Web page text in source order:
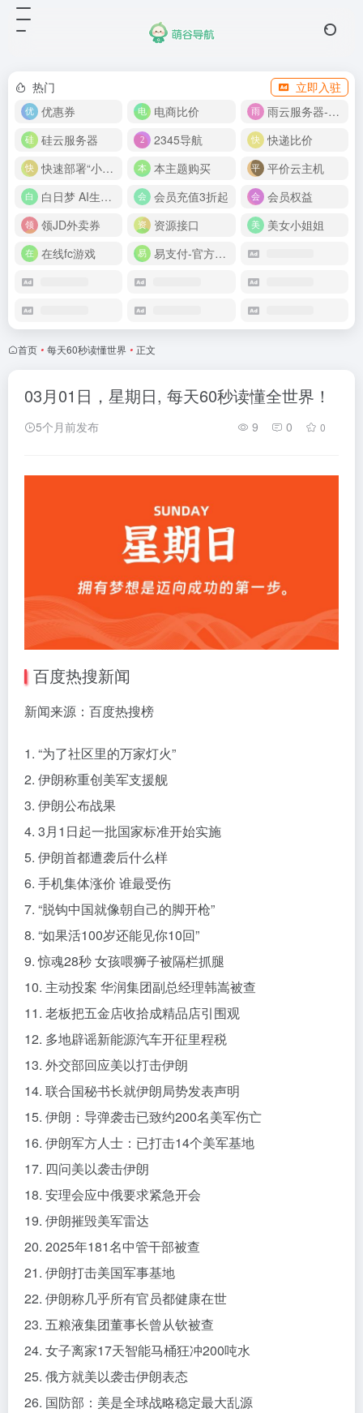
热门
立即入驻
优惠券
电商比价
雨云服务器-新人首月 5 折
硅云服务器
2345导航
快递比价
快速部署“小龙虾”
本主题购买
平价云主机
白日梦 AI生成50分钟视频
会员充值3折起
会员权益
领JD外卖券
资源接口
美女小姐姐
在线fc游戏
易支付-官方网站
首页 • 每天60秒读懂世界 • 正文
03月01日，星期日, 每天60秒读懂全世界！
5个月前发布 9 0 0
百度热搜新闻
新闻来源：百度热搜榜
1. “为了社区里的万家灯火”
2. 伊朗称重创美军支援舰
3. 伊朗公布战果
4. 3月1日起一批国家标准开始实施
5. 伊朗首都遭袭后什么样
6. 手机集体涨价 谁最受伤
7. “脱钩中国就像朝自己的脚开枪”
8. “如果活100岁还能见你10回”
9. 惊魂28秒 女孩喂狮子被隔栏抓腿
10. 主动投案 华润集团副总经理韩嵩被查
11. 老板把五金店收拾成精品店引围观
12. 多地辟谣新能源汽车开征里程税
13. 外交部回应美以打击伊朗
14. 联合国秘书长就伊朗局势发表声明
15. 伊朗：导弹袭击已致约200名美军伤亡
16. 伊朗军方人士：已打击14个美军基地
17. 四问美以袭击伊朗
18. 安理会应中俄要求紧急开会
19. 伊朗摧毁美军雷达
20. 2025年181名中管干部被查
21. 伊朗打击美国军事基地
22. 伊朗称几乎所有官员都健康在世
23. 五粮液集团董事长曾从钦被查
24. 女子离家17天智能马桶狂冲200吨水
25. 俄方就美以袭击伊朗表态
26. 国防部：美是全球战略稳定最大乱源